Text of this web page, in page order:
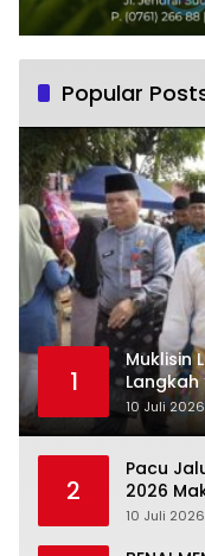
Popular
1
Muklisin
Langkah
10 Juli 2026
2
Pacu
2026
10 Juli 2026